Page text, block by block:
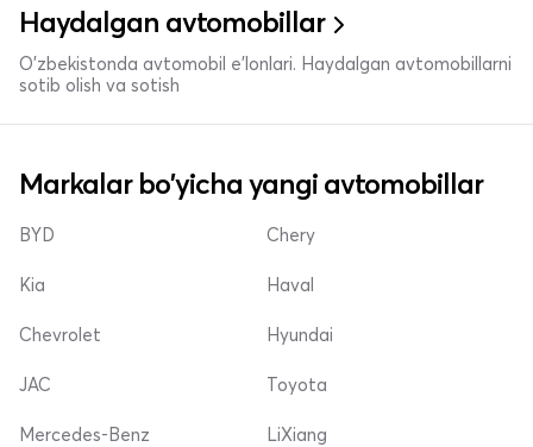
Haydalgan avtomobillar
O'zbekistonda avtomobil e’lonlari. Haydalgan avtomobillarni
sotib olish va sotish
Markalar bo'yicha yangi avtomobillar
BYD
Kia
Chevrolet
Chery
Haval
Hyundai
JAC
Mercedes-Benz
Toyota
LiXiang